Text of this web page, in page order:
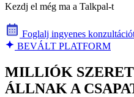
Kezdj el még ma a Talkpal-t
Foglalj ingyenes
BEVÁLT PLATFORM
MILLIÓK
ÁLLNAK A